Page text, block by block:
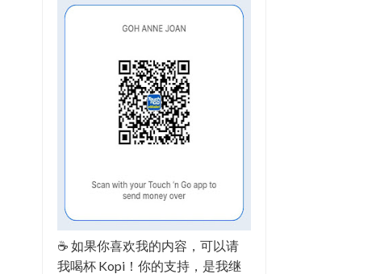
☕ 如果你喜欢我的内容，可以请
我喝杯 Kopi！你的支持，是我继